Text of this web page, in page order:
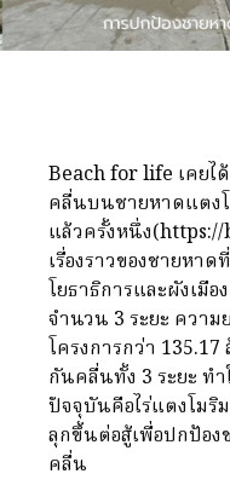
Beach for life เคยไ
คลื่นบนชายหาดแตงโ
แล้วครั้งหนึ่ง(
เรื่องราวของชายหา
โยธาธิการและผังเมื
จำนวน 3 ระยะ ความ
โครงการกว่า
กันคลื่นทั้ง 3 ระยะ ท
ปัจจุบันคือไร่แตงโมริ
ลุกขึ้นต่อสู้เพื่อปกป้อ
คลื่น